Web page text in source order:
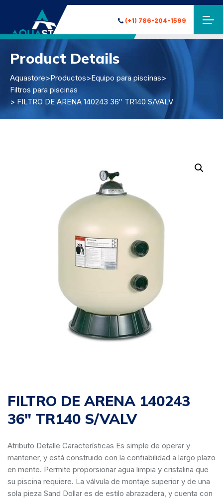
(+1) 786-204-1599
Product Details
Aquastore>Productos>Equipo para piscinas>
Filtros para piscinas
> FILTRO DE ARENA 140243 36″ TR140 S/VALV
FILTRO DE ARENA 140243
36″ TR140 S/VALV
Atributo Detalle Características Es simple de operar y
mantener, y está construido con la confiabilidad a largo plazo
en mente. Permite proporsionar agua limpia y cristalina que
su piscina requiere. La válvula de montaje superior y de una
sola pieza Sand Dollar es de estilo abrazadera, y cuenta con